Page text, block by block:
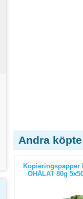
Andra
Kopieringspapper
OHÅLAT 80g